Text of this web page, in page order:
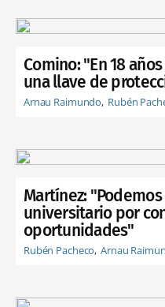
Comino: "En 18
una llave de
Arnau Raimundo Rubén
Martínez:
universitario por
oportunidades"
Rubén Pacheco Arnau